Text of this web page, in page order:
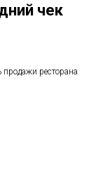
чек
ресторана